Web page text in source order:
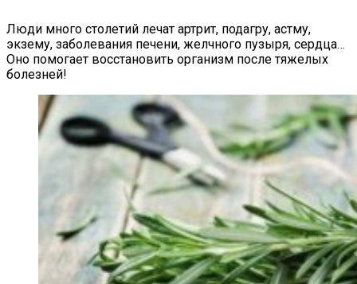
Люди много столетий лечат артрит, подагру, астму,
экзему, заболевания печени, желчного пузыря, сердца…
Оно помогает восстановить организм после тяжелых
болезней!